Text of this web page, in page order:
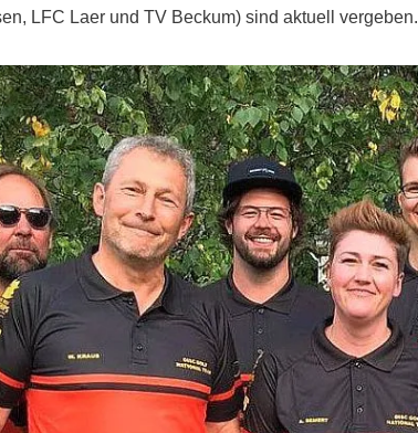
LFC Laer und TV Beckum) sind aktuell vergeben.